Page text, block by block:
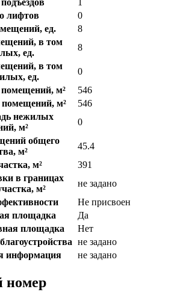
лифтов
0
ед.
8
в том
ед.
8
в том
ед.
0
м²
546
м²
546
нежилых
м²
0
общего
м²
45.4
м²
391
в границах
м²
не задано
Не присвоен
площадка
Да
площадка
Нет
не задано
информация
не задано
номер